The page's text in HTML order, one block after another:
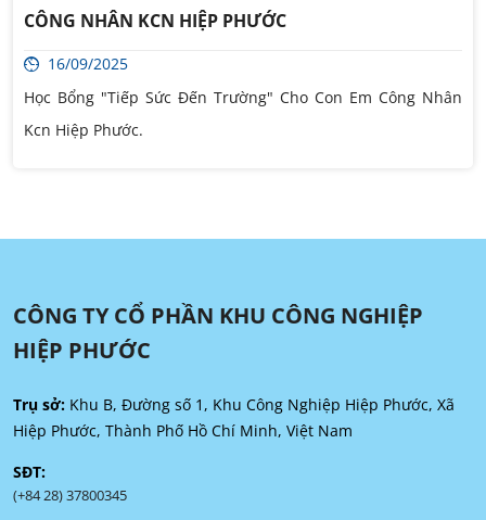
CÔNG NHÂN KCN HIỆP PHƯỚC
16/09/2025
Học Bổng "Tiếp Sức Đến Trường" Cho Con Em Công Nhân
Kcn Hiệp Phước.
CÔNG TY CỔ PHẦN KHU CÔNG NGHIỆP
HIỆP PHƯỚC
Trụ sở: Khu B, Đường số 1, Khu Công Nghiệp Hiệp Phước, Xã
Hiệp Phước, Thành Phố Hồ Chí Minh, Việt Nam
SĐT:
(+84 28) 37800345